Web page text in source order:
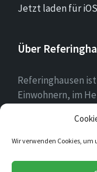
Wir verwenden Cookies, um
Jetzt laden für
Über
Referinghausen
Einwohnern, im
Einwohnern sind